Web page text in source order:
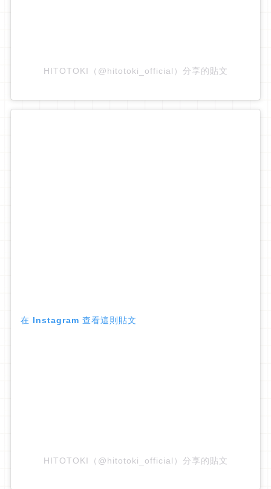
HITOTOKI（@hitotoki_official）分享的貼文
在 Instagram 查看這則貼文
HITOTOKI（@hitotoki_official）分享的貼文